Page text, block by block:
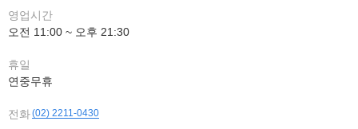
영업시간
오전 11:00 ~ 오후 21:30
휴일
연중무휴
전화(02) 2211-0430